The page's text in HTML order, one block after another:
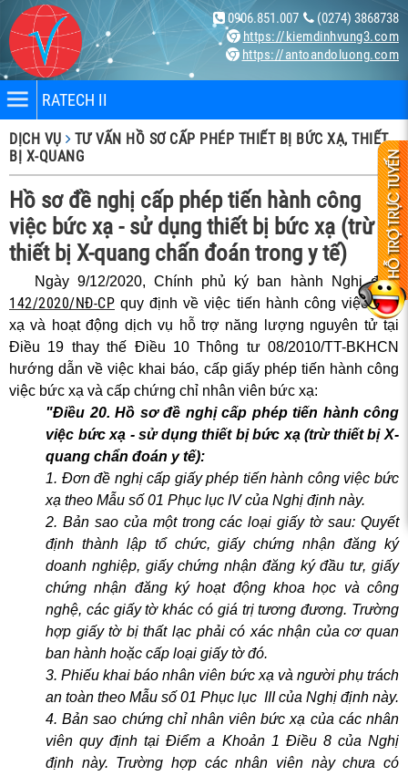
(0274) 3868738
0906.851.007
https://kiemdinhvung3.com
https://antoandoluong.com
X-
RATECH II
DỊCH VỤ
TƯ VẤN HỒ SƠ CẤP PHÉP THIẾT BỊ BỨC XẠ, THIẾT
BỊ X-QUANG
Hồ sơ đề nghị cấp phép tiến hành công
việc bức xạ - sử dụng thiết bị bức xạ (trừ
thiết bị X-quang chấn đoán trong y tế)
Ngày 9/12/2020, Chính phủ ký ban hành Nghị định
142/2020/NĐ-CP quy định về việc tiến hành công việc bức
xạ và hoạt động dịch vụ hỗ trợ năng lượng nguyên tử tại
Điều 19 thay thế Điều 10 Thông tư 08/2010/TT-BKHCN
hướng dẫn về việc khai báo, cấp giấy phép tiến hành công
việc bức xạ và cấp chứng chỉ nhân viên bức xạ:
"Điều 20. Hồ sơ đề nghị cấp phép tiến hành công
việc bức xạ - sử dụng thiết bị bức xạ (trừ thiết bị X-
quang chẩn đoán y tế):
1. Đơn đề nghị cấp giấy phép tiến hành công việc bức
xạ theo Mẫu số 01 Phục lục IV của Nghị định này.
2. Bản sao của một trong các loại giấy tờ sau: Quyết
định thành lập tổ chức, giấy chứng nhận đăng ký
doanh nghiệp, giấy chứng nhận đăng ký đầu tư, giấy
chứng nhận đăng ký hoạt động khoa học và công
nghệ, các giấy tờ khác có giá trị tương đương. Trường
hợp giấy tờ bị thất lạc phải có xác nhận của cơ quan
ban hành hoặc cấp loại giấy tờ đó.
3. Phiếu khai báo nhân viên bức xạ và người phụ trách
an toàn theo Mẫu số 01 Phục lục III của Nghị định này.
4. Bản sao chứng chỉ nhân viên bức xạ của các nhân
viên quy định tại Điểm a Khoản 1 Điều 8 của Nghị
định này. Trường hợp các nhân viên này chưa có